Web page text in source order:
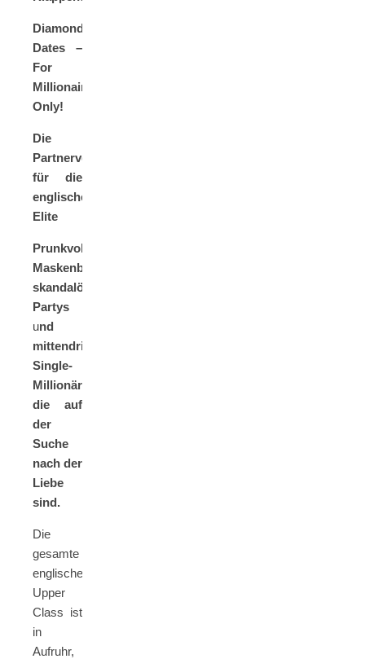
Diamond
Dates –
For
Millionaires
Only!
Die
Partnervermittlung
für die
englische
Elite
Prunkvolle
Maskenbälle,
skandalöse
Partys
und
mittendrin
Single-
Millionäre,
die auf
der
Suche
nach der
Liebe
sind.
Die
gesamte
englische
Upper
Class ist
in
Aufruhr,